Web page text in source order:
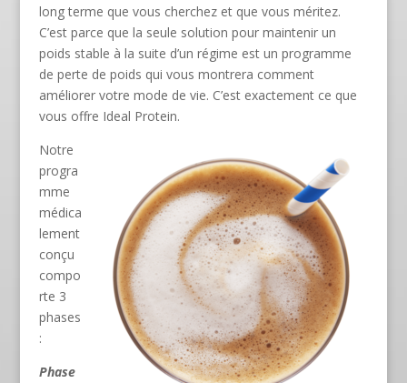
long terme que vous cherchez et que vous méritez.
C’est parce que la seule solution pour maintenir un
poids stable à la suite d’un régime est un programme
de perte de poids qui vous montrera comment
améliorer votre mode de vie. C’est exactement ce que
vous offre Ideal Protein.
Notre
progra
mme
médica
lement
conçu
compo
rte 3
phases
:
Phase